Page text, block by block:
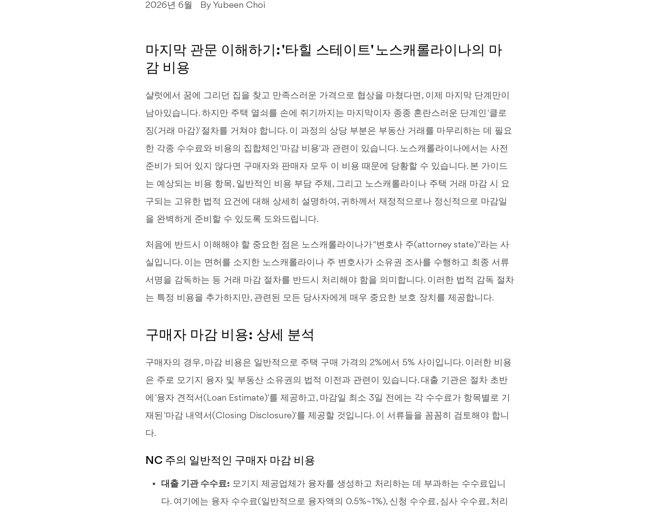
2026년 6월 By Yubeen Choi
마지막 관문 이해하기: '타힐 스테이트' 노스캐롤라이나의 마
감 비용
샬럿에서 꿈에 그리던 집을 찾고 만족스러운 가격으로 협상을 마쳤다면, 이제 마지막 단계만이
남아있습니다. 하지만 주택 열쇠를 손에 쥐기까지는 마지막이자 종종 혼란스러운 단계인 '클로
징(거래 마감)' 절차를 거쳐야 합니다. 이 과정의 상당 부분은 부동산 거래를 마무리하는 데 필요
한 각종 수수료와 비용의 집합체인 '마감 비용'과 관련이 있습니다. 노스캐롤라이나에서는 사전
준비가 되어 있지 않다면 구매자와 판매자 모두 이 비용 때문에 당황할 수 있습니다. 본 가이드
는 예상되는 비용 항목, 일반적인 비용 부담 주체, 그리고 노스캐롤라이나 주택 거래 마감 시 요
구되는 고유한 법적 요건에 대해 상세히 설명하여, 귀하께서 재정적으로나 정신적으로 마감일
을 완벽하게 준비할 수 있도록 도와드립니다.
처음에 반드시 이해해야 할 중요한 점은 노스캐롤라이나가 "변호사 주(attorney state)"라는 사
실입니다. 이는 면허를 소지한 노스캐롤라이나 주 변호사가 소유권 조사를 수행하고 최종 서류
서명을 감독하는 등 거래 마감 절차를 반드시 처리해야 함을 의미합니다. 이러한 법적 감독 절차
는 특정 비용을 추가하지만, 관련된 모든 당사자에게 매우 중요한 보호 장치를 제공합니다.
구매자 마감 비용: 상세 분석
구매자의 경우, 마감 비용은 일반적으로 주택 구매 가격의 2%에서 5% 사이입니다. 이러한 비용
은 주로 모기지 융자 및 부동산 소유권의 법적 이전과 관련이 있습니다. 대출 기관은 절차 초반
에 '융자 견적서(Loan Estimate)'를 제공하고, 마감일 최소 3일 전에는 각 수수료가 항목별로 기
재된 '마감 내역서(Closing Disclosure)'를 제공할 것입니다. 이 서류들을 꼼꼼히 검토해야 합니
다.
NC 주의 일반적인 구매자 마감 비용
대출 기관 수수료: 모기지 제공업체가 융자를 생성하고 처리하는 데 부과하는 수수료입니
다. 여기에는 융자 수수료(일반적으로 융자액의 0.5%~1%), 신청 수수료, 심사 수수료, 처리